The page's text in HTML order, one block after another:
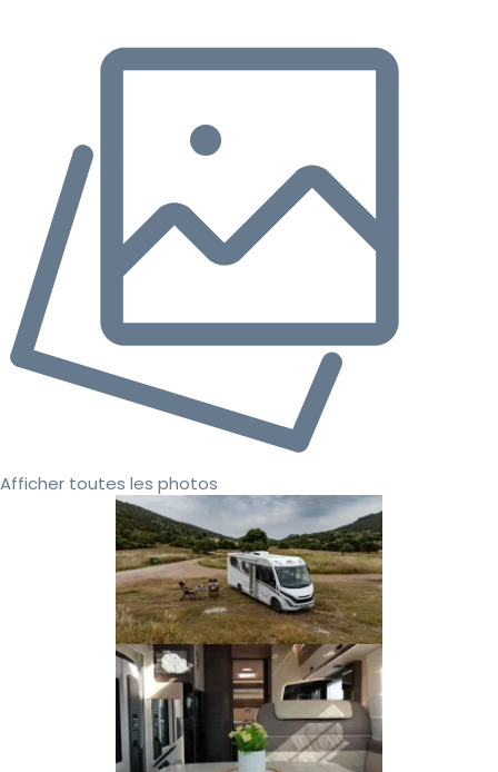
Afficher toutes les photos